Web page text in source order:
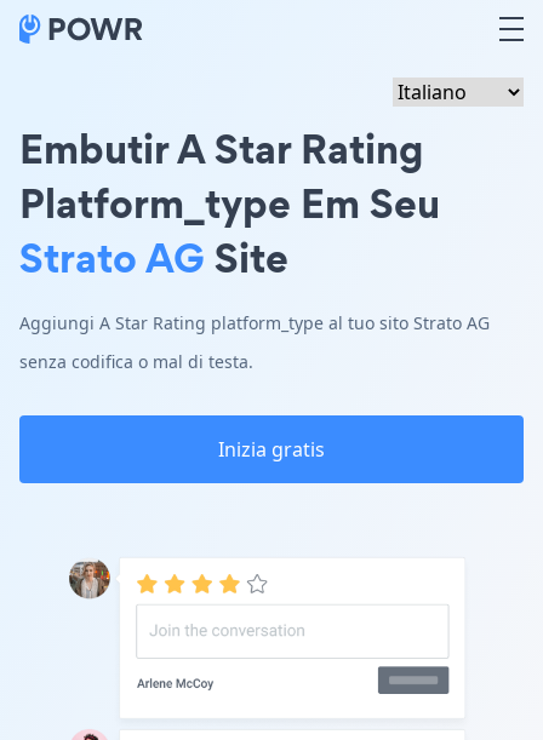
Embutir A Star Rating
Platform_type Em Seu
Strato AGSite
Aggiungi A Star Rating platform_type al tuo sito Strato AG
senza codifica o mal di testa.
Inizia gratis